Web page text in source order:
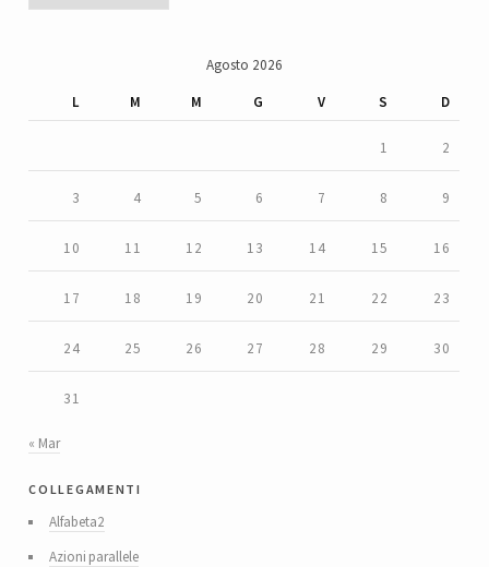
Agosto 2026
L
M M G V S D
1 2
3 4 5 6 7 8 9
10 11 12 13 14 15 16
17 18 19 20 21 22 23
24 25 26 27 28 29 30
31
« Mar
collegamenti
Alfabeta2
Azioni parallele